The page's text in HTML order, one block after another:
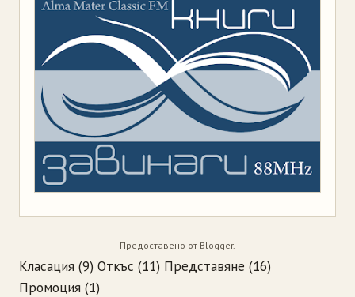
Предоставено от Blogger.
Класация (9) Откъс (11) Представяне (16)
Промоция (1)